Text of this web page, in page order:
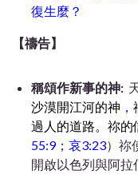
復生麼？
【禱告】
稱頌作新事的神:
沙漠開江河的神
過人的道路。祢的
55:9；哀3:23）祢
開啟以色列與阿